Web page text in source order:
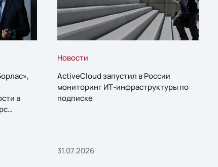
в
Новости
ActiveCloud запустил в России
мониторинг ИТ-инфраструктуры по
подписке
31.07.2026